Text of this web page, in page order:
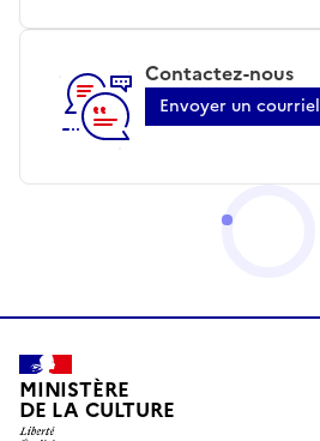
Contactez-nous
Envoyer un courriel
MINISTÈRE
DE LA CULTURE